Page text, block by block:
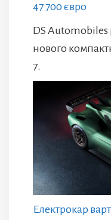
47 700 євро
DS
нового
7.
Електрокар